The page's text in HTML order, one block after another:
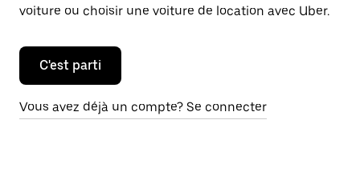
voiture ou choisir une voiture de location avec Uber.
C'est parti
Vous avez déjà un compte? Se connecter